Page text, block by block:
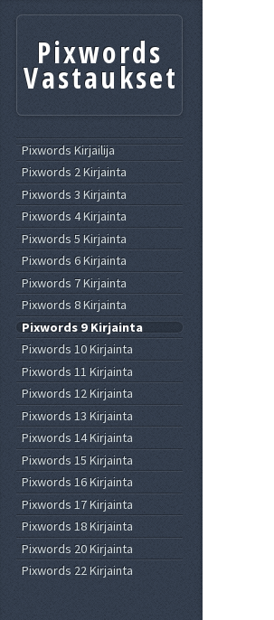
Pixwords
Vastaukset
Pixwords Kirjailija
Pixwords 2 Kirjainta
Pixwords 3 Kirjainta
Pixwords 4 Kirjainta
Pixwords 5 Kirjainta
Pixwords 6 Kirjainta
Pixwords 7 Kirjainta
Pixwords 8 Kirjainta
Pixwords 9 Kirjainta
Pixwords 10 Kirjainta
Pixwords 11 Kirjainta
Pixwords 12 Kirjainta
Pixwords 13 Kirjainta
Pixwords 14 Kirjainta
Pixwords 15 Kirjainta
Pixwords 16 Kirjainta
Pixwords 17 Kirjainta
Pixwords 18 Kirjainta
Pixwords 20 Kirjainta
Pixwords 22 Kirjainta